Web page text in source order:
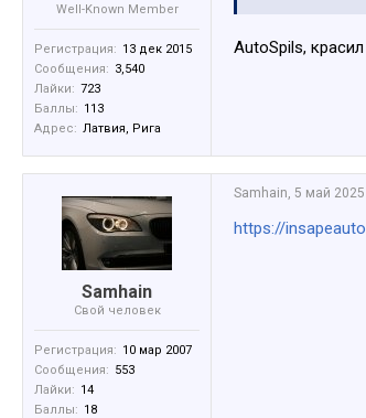
Well-Known Member
Регистрация: 13 дек 2015
Сообщения: 3,540
Лайки: 723
Баллы: 113
Адрес: Латвия, Рига
AutoSpils,
Samhain
Свой человек
Регистрация: 10 мар 2007
Сообщения: 553
Лайки: 14
Баллы: 18
Samhain, 5 май 2025
https://